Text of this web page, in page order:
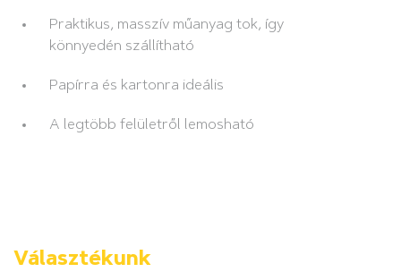
Praktikus, masszív műanyag tok, így
könnyedén szállítható
Papírra és kartonra ideális
A legtöbb felületről lemosható
Választékunk